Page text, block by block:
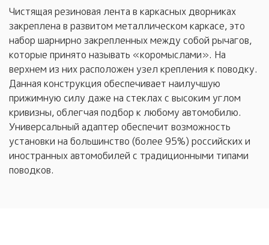
Чистящая резиновая лента в каркасных дворниках
закреплена в развитом металлическом каркасе, это
набор шарнирно закрепленных между собой рычагов,
которые принято называть «коромыслами». На
верхнем из них расположен узел крепления к поводку.
Данная конструкция обеспечивает наилучшую
прижимную силу даже на стеклах с высоким углом
кривизны, облегчая подбор к любому автомобилю.
Универсальный адаптер обеспечит возможность
установки на большинство (более 95%) российских и
иностранных автомобилей с традиционными типами
поводков.